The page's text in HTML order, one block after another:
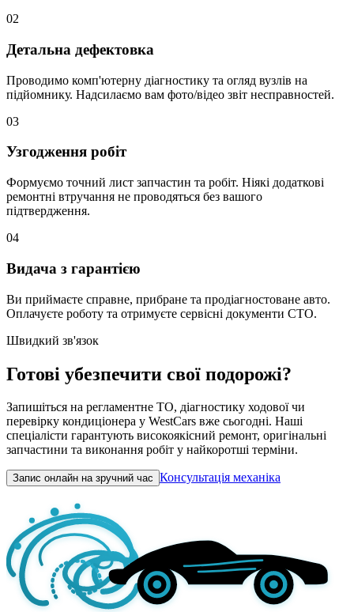
02
Детальна дефектовка
Проводимо комп'ютерну діагностику та огляд вузлів на
підйомнику. Надсилаємо вам фото/відео звіт несправностей.
03
Узгодження робіт
Формуємо точний лист запчастин та робіт. Ніякі додаткові
ремонтні втручання не проводяться без вашого
підтвердження.
04
Видача з гарантією
Ви приймаєте справне, прибране та продіагностоване авто.
Оплачуєте роботу та отримуєте сервісні документи СТО.
Швидкий зв'язок
Готові убезпечити свої подорожі?
Запишіться на регламентне ТО, діагностику ходової чи
перевірку кондиціонера у WestCars вже сьогодні. Наші
спеціалісти гарантують високоякісний ремонт, оригінальні
запчастини та виконання робіт у найкоротші терміни.
Запис онлайн на зручний час Консультація механіка